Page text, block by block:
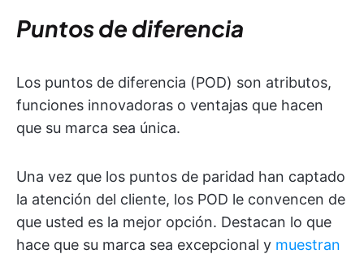
Puntos de diferencia
Los puntos de diferencia (POD) son atributos,
funciones innovadoras o ventajas que hacen
que su marca sea única.
Una vez que los puntos de paridad han captado
la atención del cliente, los POD le convencen de
que usted es la mejor opción. Destacan lo que
hace que su marca sea excepcional y muestran